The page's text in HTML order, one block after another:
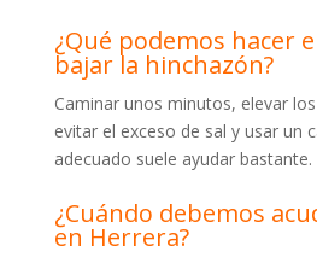
¿Qué podemos hacer
bajar la hinchazón?
Caminar unos minutos, elevar
evitar el exceso de sal y usar un
adecuado suele ayudar bastante.
¿Cuándo debemos
en Herrera?